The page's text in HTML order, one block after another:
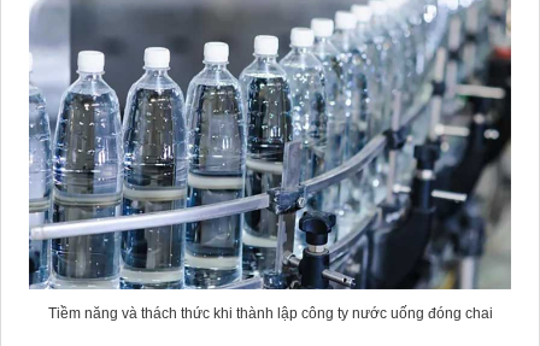
Tiềm năng và thách thức khi thành lập công ty nước uống đóng chai